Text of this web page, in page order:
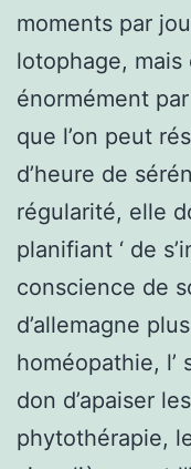
moments par
lotophage, mais
énormément
que l’on peut
d’heure de
régularité, elle
planifiant ‘ de
conscience de
d’allemagne
homéopathie, l’
don d’apaiser
phytothérapie,